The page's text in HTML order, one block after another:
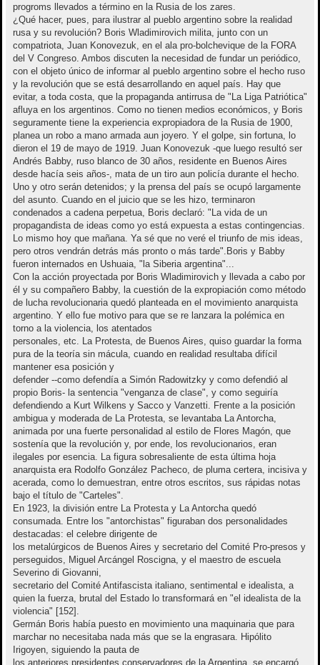
progroms llevados a término en la Rusia de los zares.
¿Qué hacer, pues, para ilustrar al pueblo argentino sobre la realidad
rusa y su revolución? Boris Wladimirovich milita, junto con un
compatriota, Juan Konovezuk, en el ala pro-bolchevique de la FORA
del V Congreso. Ambos discuten la necesidad de fundar un periódico,
con el objeto único de informar al pueblo argentino sobre el hecho ruso
y la revolución que se está desarrollando en aquel país. Hay que
evitar, a toda costa, que la propaganda antirrusa de "La Liga Patriótica"
afluya en los argentinos. Como no tienen medios económicos, y Boris
seguramente tiene la experiencia expropiadora de la Rusia de 1900,
planea un robo a mano armada aun joyero. Y el golpe, sin fortuna, lo
dieron el 19 de mayo de 1919. Juan Konovezuk -que luego resultó ser
Andrés Babby, ruso blanco de 30 años, residente en Buenos Aires
desde hacía seis años-, mata de un tiro aun policía durante el hecho.
Uno y otro serán detenidos; y la prensa del país se ocupó largamente
del asunto. Cuando en el juicio que se les hizo, terminaron
condenados a cadena perpetua, Boris declaró: "La vida de un
propagandista de ideas como yo está expuesta a estas contingencias.
Lo mismo hoy que mañana. Ya sé que no veré el triunfo de mis ideas,
pero otros vendrán detrás más pronto o más tarde".Boris y Babby
fueron internados en Ushuaia, "la Siberia argentina"...
Con la acción proyectada por Boris Wladimirovich y llevada a cabo por
él y su compañero Babby, la cuestión de la expropiación como método
de lucha revolucionaria quedó planteada en el movimiento anarquista
argentino. Y ello fue motivo para que se re lanzara la polémica en
torno a la violencia, los atentados
personales, etc. La Protesta, de Buenos Aires, quiso guardar la forma
pura de la teoría sin mácula, cuando en realidad resultaba difícil
mantener esa posición y
defender --como defendía a Simón Radowitzky y como defendió al
propio Boris- la sentencia "venganza de clase", y como seguiría
defendiendo a Kurt Wilkens y Sacco y Vanzetti. Frente a la posición
ambigua y moderada de La Protesta, se levantaba La Antorcha,
animada por una fuerte personalidad al estilo de Flores Magón, que
sostenía que la revolución y, por ende, los revolucionarios, eran
ilegales por esencia. La figura sobresaliente de esta última hoja
anarquista era Rodolfo González Pacheco, de pluma certera, incisiva y
acerada, como lo demuestran, entre otros escritos, sus rápidas notas
bajo el título de "Carteles".
En 1923, la división entre La Protesta y La Antorcha quedó
consumada. Entre los "antorchistas" figuraban dos personalidades
destacadas: el celebre dirigente de
los metalúrgicos de Buenos Aires y secretario del Comité Pro-presos y
perseguidos, Miguel Arcángel Roscigna, y el maestro de escuela
Severino di Giovanni,
secretario del Comité Antifascista italiano, sentimental e idealista, a
quien la fuerza, brutal del Estado lo transformará en "el idealista de la
violencia" [152].
Germán Boris había puesto en movimiento una maquinaria que para
marchar no necesitaba nada más que se la engrasara. Hipólito
Irigoyen, siguiendo la pauta de
los anteriores presidentes conservadores de la Argentina, se encargó,